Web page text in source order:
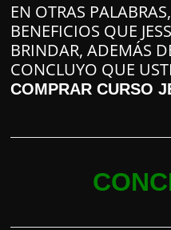
EN OTRAS
BENEFICIOS QUE
BRINDAR, ADEMÁS
CONCLUYO QUE
COMPRAR CURSO